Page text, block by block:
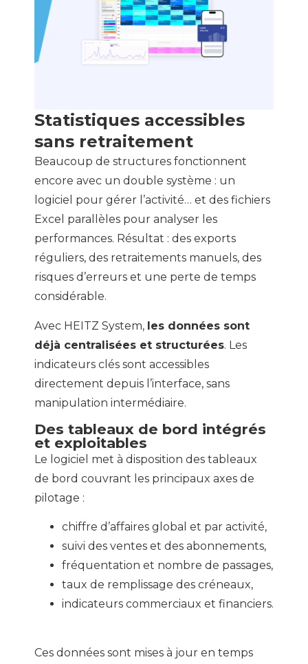
Statistiques accessibles
sans retraitement
Beaucoup de structures fonctionnent
encore avec un double système : un
logiciel pour gérer l’activité… et des fichiers
Excel parallèles pour analyser les
performances. Résultat : des exports
réguliers, des retraitements manuels, des
risques d’erreurs et une perte de temps
considérable.
Avec HEITZ System, les données sont
déjà centralisées et structurées. Les
indicateurs clés sont accessibles
directement depuis l’interface, sans
manipulation intermédiaire.
Des tableaux de bord intégrés
et exploitables
Le logiciel met à disposition des tableaux
de bord couvrant les principaux axes de
pilotage :
chiffre d’affaires global et par activité,
suivi des ventes et des abonnements,
fréquentation et nombre de passages,
taux de remplissage des créneaux,
indicateurs commerciaux et financiers.
Ces données sont mises à jour en temps